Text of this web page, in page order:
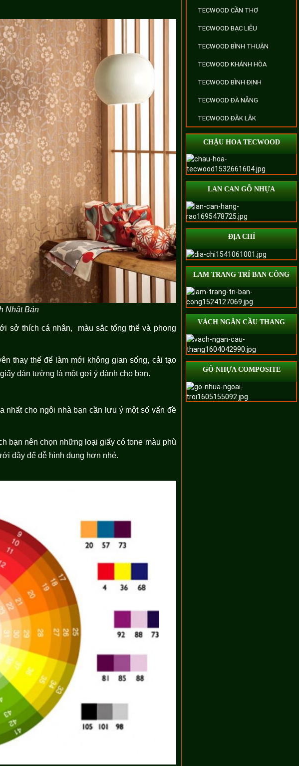
Nhật Bản
sở thích cá nhân, màu sắc tổng thể và phong
thay thế để làm mới không gian sống, cải tạo
dán tường là một gợi ý dành cho bạn.
nhất cho ngôi nhà bạn cần lưu ý một số vấn đề
bạn nên chọn những loại giấy có tone màu phù
đây để dễ hình dung hơn nhé.
TECWOOD CẦN THƠ
TECWOOD BẠC LIÊU
TECWOOD BÌNH THUẬN
TECWOOD KHÁNH HÒA
TECWOOD BÌNH ĐỊNH
TECWOOD ĐÀ NẴNG
TECWOOD ĐĂK LĂK
CHẬU HOA TECWOOD
LAN CAN GỖ NHỰA
ĐỊA CHỈ
LAM TRANG TRÍ BAN CÔNG
VÁCH NGĂN CẦU THANG
GỖ NHỰA COMPOSITE